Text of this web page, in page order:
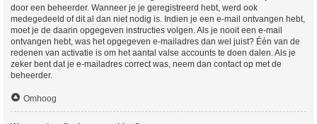
door een beheerder. Wanneer je je geregistreerd hebt, werd ook
medegedeeld of dit al dan niet nodig is. Indien je een e-mail ontvangen hebt,
moet je de daarin opgegeven instructies volgen. Als je nooit een e-mail
ontvangen hebt, was het opgegeven e-mailadres dan wel juist? Één van de
redenen van activatie is om het aantal valse accounts te doen dalen. Als je
zeker bent dat je e-mailadres correct was, neem dan contact op met de
beheerder.
Omhoog